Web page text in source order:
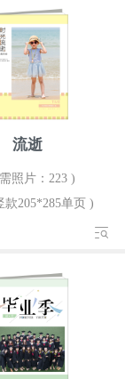
流逝
照片：223 )
款205*285单页 )